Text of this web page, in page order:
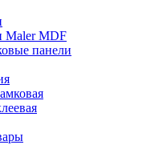
Maler MDF
панели